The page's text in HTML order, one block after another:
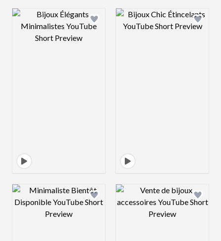
Design preview image Design preview
Design preview image Design preview